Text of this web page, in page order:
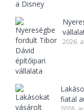
2026.
fiatal